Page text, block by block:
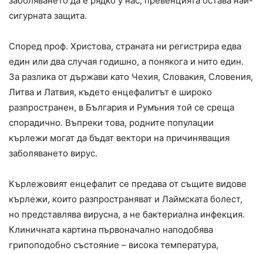
сигурната защита.
Според проф. Христова, страната ни регистрира едва
един или два случая годишно, а понякога и нито един.
За разлика от държави като Чехия, Словакия, Словения,
Литва и Латвия, където енцефалитът е широко
разпространен, в България и Румъния той се среща
спорадично. Въпреки това, родните популации
кърлежи могат да бъдат вектори на причиняващия
заболяването вирус.
Кърлежовият енцефалит се предава от същите видове
кърлежи, които разпространяват и Лаймската болест,
но представлява вирусна, а не бактериална инфекция.
Клиничната картина първоначално наподобява
грипоподобно състояние – висока температура,